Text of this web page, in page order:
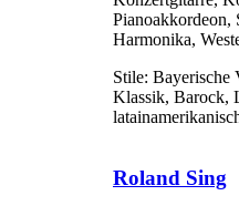
Pianoakkordeon,
Harmonika,
Stile: Bayerische
Klassik, Barock,
Roland Sing